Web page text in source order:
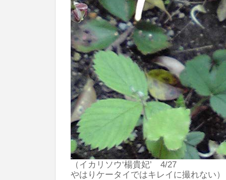
（イカリソウ‘楊貴妃’ 4/27
やはりケータイではキレイに撮れない）